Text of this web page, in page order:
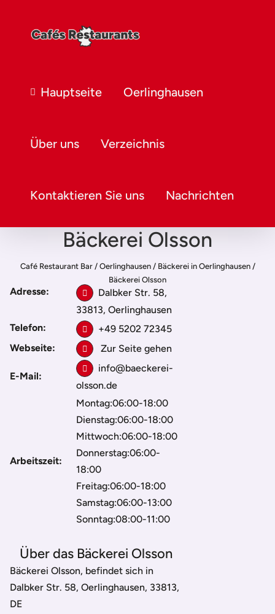
Hauptseite Oerlinghausen
Über uns Verzeichnis
Kontaktieren Sie uns Nachrichten
Bäckerei Olsson
Café Restaurant Bar/ Oerlinghausen/ Bäckerei in Oerlinghausen/
Bäckerei Olsson
Adresse:
Dalbker Str. 58,
33813, Oerlinghausen
Telefon:
+49 5202 72345
Webseite:
Zur Seite gehen
E-Mail:
info@baeckerei-
olsson.de
Arbeitszeit:
Montag:06:00-18:00
Dienstag:06:00-18:00
Mittwoch:06:00-18:00
Donnerstag:06:00-
18:00
Freitag:06:00-18:00
Samstag:06:00-13:00
Sonntag:08:00-11:00
Über das Bäckerei Olsson
Bäckerei Olsson, befindet sich in
Dalbker Str. 58, Oerlinghausen, 33813,
DE